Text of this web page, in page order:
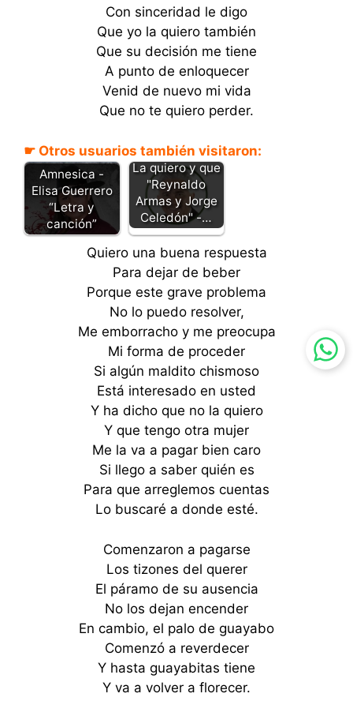
Con sinceridad le digo
Que yo la quiero también
Que su decisión me tiene
A punto de enloquecer
Venid de nuevo mi vida
Que no te quiero perder.
☛ Otros usuarios también visitaron:
Amnesica -
Elisa Guerrero
“Letra y
canción”
La quiero y que
"Reynaldo
Armas y Jorge
Celedón" -…
Quiero una buena respuesta
Para dejar de beber
Porque este grave problema
No lo puedo resolver,
Me emborracho y me preocupa
Mi forma de proceder
Si algún maldito chismoso
Está interesado en usted
Y ha dicho que no la quiero
Y que tengo otra mujer
Me la va a pagar bien caro
Si llego a saber quién es
Para que arreglemos cuentas
Lo buscaré a donde esté.
Comenzaron a pagarse
Los tizones del querer
El páramo de su ausencia
No los dejan encender
En cambio, el palo de guayabo
Comenzó a reverdecer
Y hasta guayabitas tiene
Y va a volver a florecer.